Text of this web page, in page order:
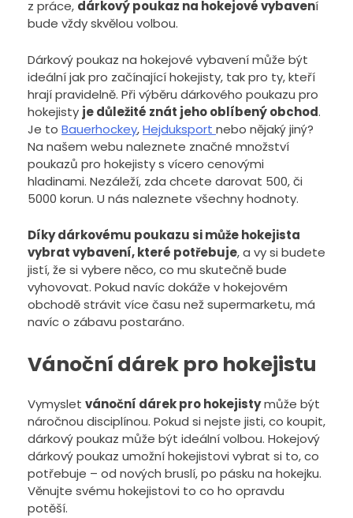
z práce, dárkový poukaz na hokejové vybavení
bude vždy skvělou volbou.
Dárkový poukaz na hokejové vybavení může být
ideální jak pro začínající hokejisty, tak pro ty, kteří
hrají pravidelně. Při výběru dárkového poukazu pro
hokejisty je důležité znát jeho oblíbený obchod.
Je to Bauerhockey,Hejduksport nebo nějaký jiný?
Na našem webu naleznete značné množství
poukazů pro hokejisty s vícero cenovými
hladinami. Nezáleží, zda chcete darovat 500, či
5000 korun. U nás naleznete všechny hodnoty.
Díky dárkovému poukazu si může hokejista
vybrat vybavení, které potřebuje, a vy si budete
jistí, že si vybere něco, co mu skutečně bude
vyhovovat. Pokud navíc dokáže v hokejovém
obchodě strávit více času než supermarketu, má
navíc o zábavu postaráno.
Vánoční dárek pro hokejistu
Vymyslet vánoční dárek pro hokejistymůže být
náročnou disciplínou. Pokud si nejste jisti, co koupit,
dárkový poukaz může být ideální volbou. Hokejový
dárkový poukaz umožní hokejistovi vybrat si to, co
potřebuje – od nových bruslí, po pásku na hokejku.
Věnujte svému hokejistovi to co ho opravdu
potěší.